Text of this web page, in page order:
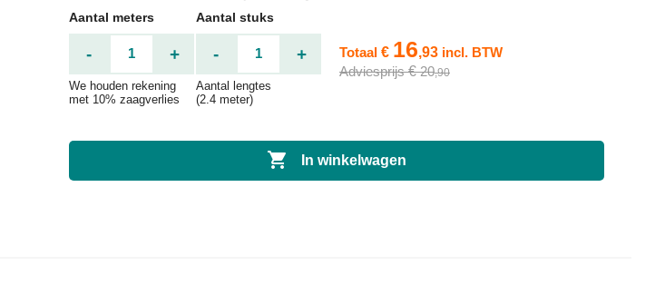
Aantal meters
- +
We houden rekening
met 10% zaagverlies
Aantal stuks
- +
Aantal lengtes
(2.4 meter)
Totaal € 16,93 incl. BTW
Adviesprijs€20,90
 In winkelwagen